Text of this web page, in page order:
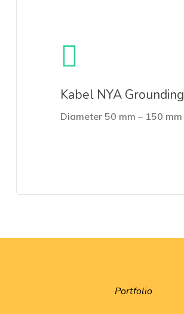
Kabel NYA Grounding
Diameter 50 mm – 150 mm
Portfolio